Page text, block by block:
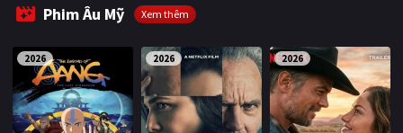
Phim Âu Mỹ Xem thêm
2026 2026 2026